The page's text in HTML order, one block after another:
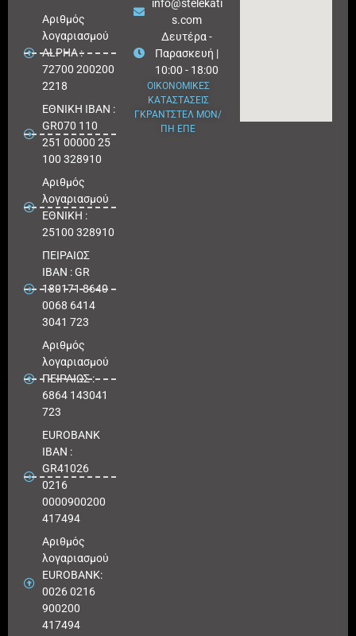
Aριθμός
λογαριασμού
ALPHA :
72700 200200
2218
ΕΘΝΙΚΗ ΙΒΑΝ :
GR070 110
251 00000 25
100 328910
Αριθμός
λογαριασμού
ΕΘΝΙΚΗ :
25100 328910
ΠΕΙΡΑΙΩΣ
IBAN : GR
180171 8640
0068 6414
3041 723
Αριθμός
λογαριασμού
ΠΕΙΡΑΙΩΣ :
6864 143041
723
EUROBANK
IBAN :
GR41026
0216
0000900200
417494
Αριθμός
λογαριασμού
EUROBANK:
0026 0216
900200
417494
info@stelekati
s.com
Δευτέρα -
Παρασκευή |
10:00 - 18:00
ΟΙΚΟΝΟΜΙΚΕΣ
ΚΑΤΑΣΤΑΣΕΙΣ
ΓΚΡΑΝΤΣΤΕΛ ΜΟΝ/
ΠΗ ΕΠΕ